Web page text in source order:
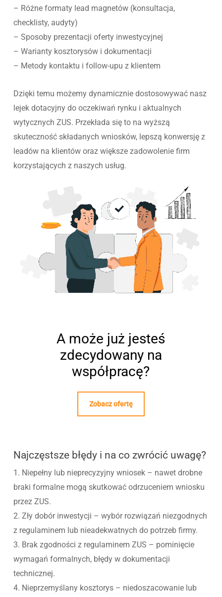
– Różne formaty lead magnetów (konsultacja,
checklisty, audyty)
– Sposoby prezentacji oferty inwestycyjnej
– Warianty kosztorysów i dokumentacji
– Metody kontaktu i follow-upu z klientem
Dzięki temu możemy dynamicznie dostosowywać nasz
lejek dotacyjny do oczekiwań rynku i aktualnych
wytycznych ZUS. Przekłada się to na wyższą
skuteczność składanych wniosków, lepszą konwersję z
leadów na klientów oraz większe zadowolenie firm
korzystających z naszych usług.
A może już jesteś
zdecydowany na
współpracę?
Zobacz ofertę
Najczęstsze błędy i na co zwrócić uwagę?
1. Niepełny lub nieprecyzyjny wniosek – nawet drobne
braki formalne mogą skutkować odrzuceniem wniosku
przez ZUS.
2. Zły dobór inwestycji – wybór rozwiązań niezgodnych
z regulaminem lub nieadekwatnych do potrzeb firmy.
3. Brak zgodności z regulaminem ZUS – pominięcie
wymagań formalnych, błędy w dokumentacji
technicznej.
4. Nieprzemyślany kosztorys – niedoszacowanie lub